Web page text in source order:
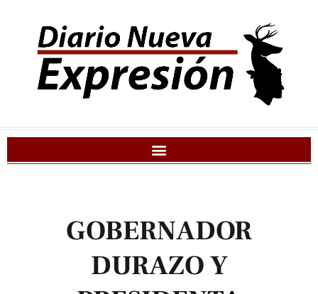
GOBERNADOR
DURAZO Y